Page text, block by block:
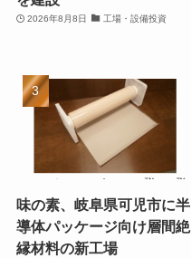
2026年8月8日 工場・設備投資
味の素、岐阜県可児市に半
導体パッケージ向け層間絶
縁材料の新工場